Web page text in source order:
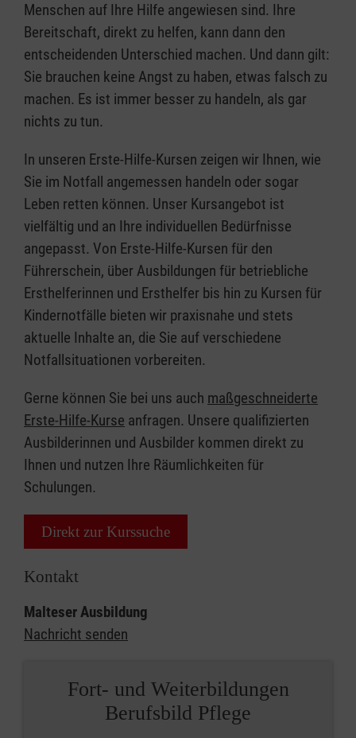
Menschen auf Ihre Hilfe angewiesen sind. Ihre
Bereitschaft, direkt zu helfen, kann dann den
entscheidenden Unterschied machen. Und dann gilt:
Sie brauchen keine Angst zu haben, etwas falsch zu
machen. Es ist immer besser zu handeln, als gar
nichts zu tun.
In unseren Erste-Hilfe-Kursen zeigen wir Ihnen, wie
Sie im Notfall angemessen handeln oder sogar
Leben retten können. Unser Kursangebot ist
vielfältig und an Ihre individuellen Bedürfnisse
angepasst. Von Erste-Hilfe-Kursen für den
Führerschein, über Ausbildungen für betriebliche
Ersthelferinnen und Ersthelfer bis hin zu Kursen für
Kindernotfälle bieten wir praxisnahe und stets
aktuelle Inhalte an, die Sie auf verschiedene
Notfallsituationen vorbereiten.
Gerne können Sie bei uns auch maßgeschneiderte
Erste-Hilfe-Kurse anfragen. Unsere qualifizierten
Ausbilderinnen und Ausbilder kommen direkt zu
Ihnen und nutzen Ihre Räumlichkeiten für
Schulungen.
Direkt zur Kurssuche
Kontakt
Malteser Ausbildung
Nachricht senden
Fort- und Weiterbildungen
Berufsbild Pflege